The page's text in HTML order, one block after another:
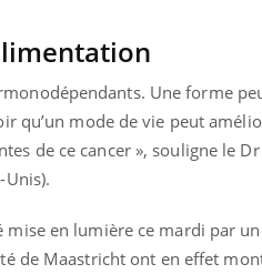
Une forme
qu’un mode de vie peut
de ce cancer », souligne le Dr
mise en lumière ce mardi par
de Maastricht ont en effet